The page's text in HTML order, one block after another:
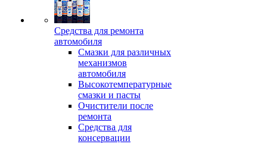
Средства для ремонта
автомобиля
Смазки для различных
механизмов
автомобиля
Высокотемпературные
смазки и пасты
Очистители после
ремонта
Средства для
консервации